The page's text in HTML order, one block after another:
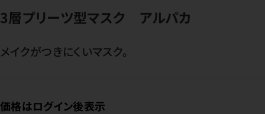
3層プリーツ型マスク アルパカ
メイクがつきにくいマスク。
価格はログイン後表示